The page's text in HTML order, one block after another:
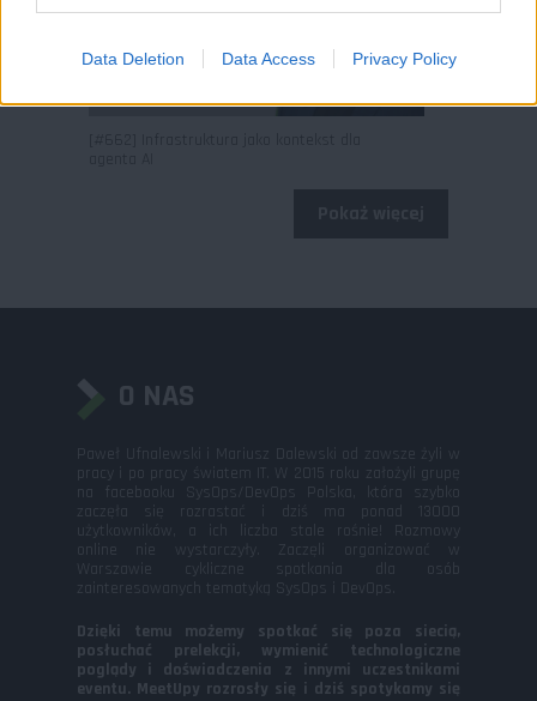
Data Deletion Data Access Privacy Policy
O NAS
Paweł Ufnalewski i Mariusz Dalewski od zawsze żyli w
pracy i po pracy światem IT. W 2015 roku założyli grupę
na facebooku SysOps/DevOps Polska, która szybko
zaczęła się rozrastać i dziś ma ponad 13000
użytkowników, a ich liczba stale rośnie! Rozmowy
online nie wystarczyły. Zaczęli organizować w
Warszawie cykliczne spotkania dla osób
zainteresowanych tematyką SysOps i DevOps.
Dzięki temu możemy spotkać się poza siecią,
posłuchać prelekcji, wymienić technologiczne
poglądy i doświadczenia z innymi uczestnikami
eventu. MeetUpy rozrosły się i dziś spotykamy się